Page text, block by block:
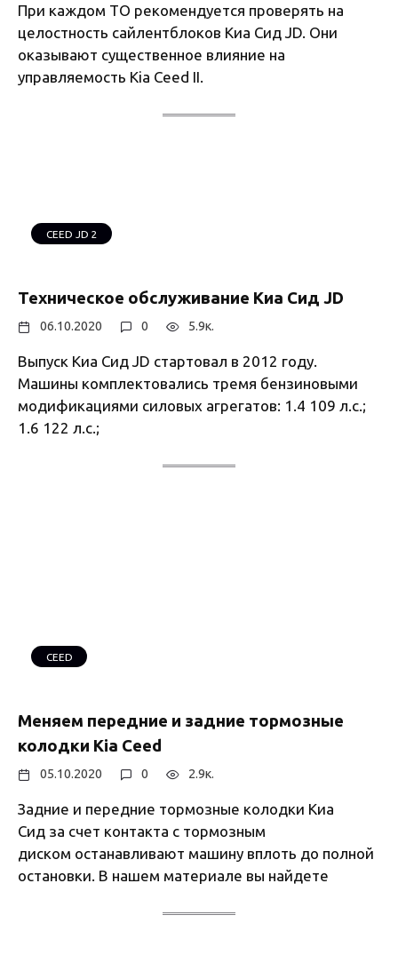
При каждом ТО рекомендуется проверять на
целостность сайлентблоков Киа Сид JD. Они
оказывают существенное влияние на
управляемость Kia Ceed II.
CEED JD 2
Техническое обслуживание Киа Сид JD
06.10.2020 0 5.9к.
Выпуск Киа Сид JD стартовал в 2012 году.
Машины комплектовались тремя бензиновыми
модификациями силовых агрегатов: 1.4 109 л.с.;
1.6 122 л.с.;
CEED
Меняем передние и задние тормозные
колодки Kia Ceed
05.10.2020 0 2.9к.
Задние и передние тормозные колодки Киа
Сид за счет контакта с тормозным
диском останавливают машину вплоть до полной
остановки. В нашем материале вы найдете